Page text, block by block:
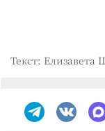
Текст: Елизавета